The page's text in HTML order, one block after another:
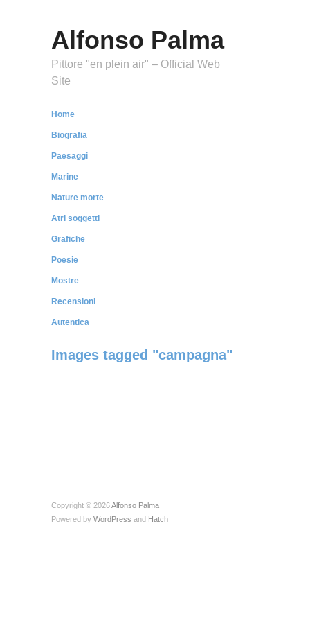
Alfonso Palma
Pittore "en plein air" – Official Web
Site
Home
Biografia
Paesaggi
Marine
Nature morte
Atri soggetti
Grafiche
Poesie
Mostre
Recensioni
Autentica
Images tagged "campagna"
Copyright © 2026Alfonso Palma
Powered by WordPress and Hatch